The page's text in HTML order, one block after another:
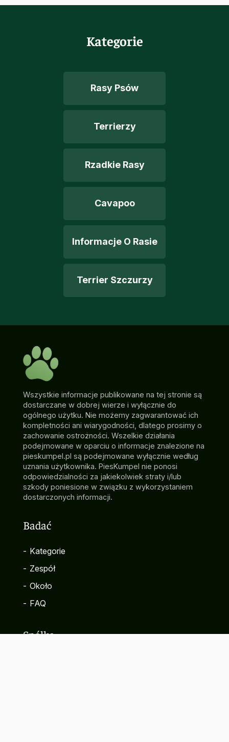
Kategorie
Rasy Psów
Terrierzy
Rzadkie Rasy
Cavapoo
Informacje O Rasie
Terrier Szczurzy
Wszystkie informacje publikowane na tej stronie są
dostarczane w dobrej wierze i wyłącznie do
ogólnego użytku. Nie możemy zagwarantować ich
kompletności ani wiarygodności, dlatego prosimy o
zachowanie ostrożności. Wszelkie działania
podejmowane w oparciu o informacje znalezione na
pieskumpel.pl są podejmowane wyłącznie według
uznania użytkownika. PiesKumpel nie ponosi
odpowiedzialności za jakiekolwiek straty i/lub
szkody poniesione w związku z wykorzystaniem
dostarczonych informacji.
Badać
- Kategorie
- Zespół
- Około
- FAQ
Spółka